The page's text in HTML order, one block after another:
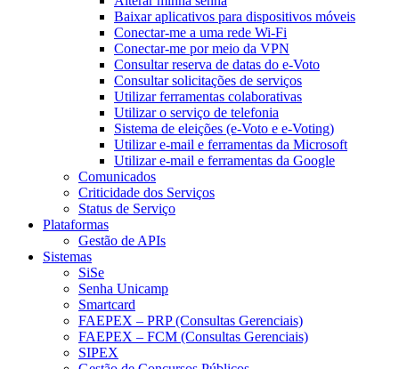
Baixar aplicativos para dispositivos móveis
Conectar-me a uma rede Wi-Fi
Conectar-me por meio da VPN
Consultar reserva de datas do e-Voto
Consultar solicitações de serviços
Utilizar ferramentas colaborativas
Utilizar o serviço de telefonia
Sistema de eleições (e-Voto e e-Voting)
Utilizar e-mail e ferramentas da Microsoft
Utilizar e-mail e ferramentas da Google
Comunicados
Criticidade dos Serviços
Status de Serviço
Plataformas
Gestão de APIs
Sistemas
SiSe
Senha Unicamp
Smartcard
FAEPEX – PRP (Consultas Gerenciais)
FAEPEX – FCM (Consultas Gerenciais)
SIPEX